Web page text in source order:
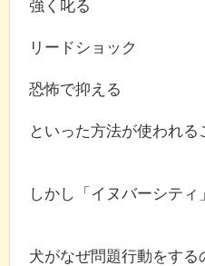
強く叱る
リードショック
恐怖で抑える
といった方法が使われる
しかし「イヌバーシティ
犬がなぜ問題行動をする